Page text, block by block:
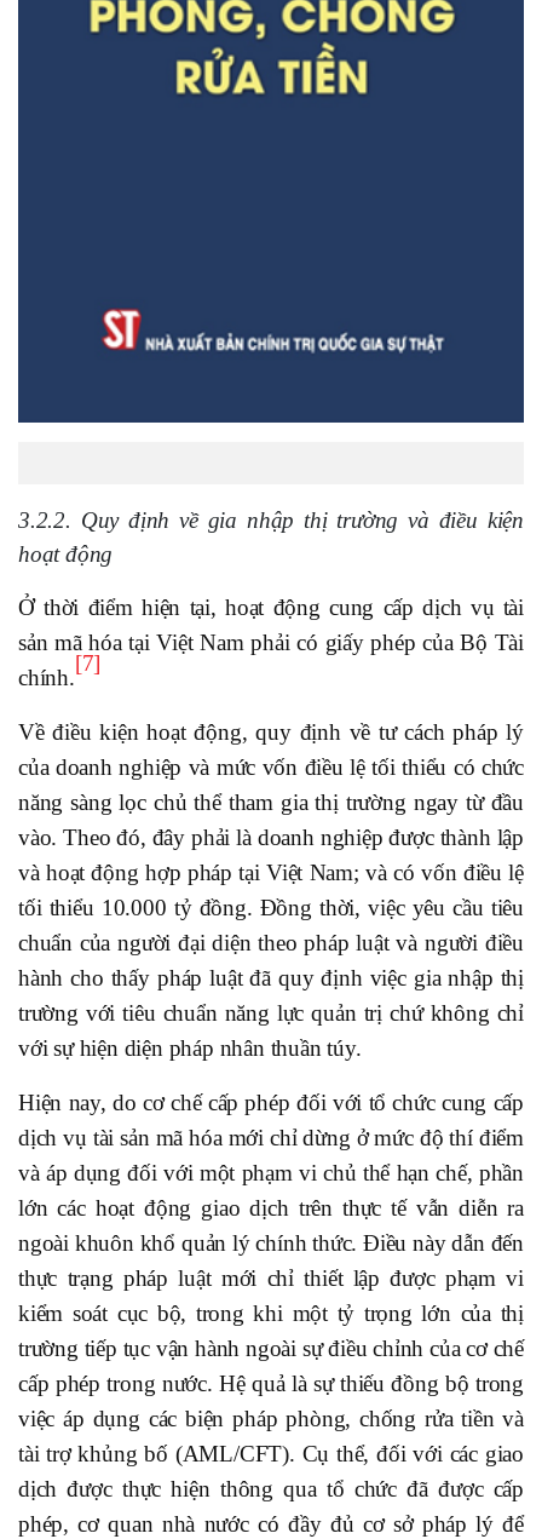
3.2.2. Quy định về gia nhập thị trường và điều kiện
hoạt động
Ở thời điểm hiện tại, hoạt động cung cấp dịch vụ tài
sản mã hóa tại Việt Nam phải có giấy phép của Bộ Tài
chính.
[7]
Về điều kiện hoạt động, quy định về tư cách pháp lý
của doanh nghiệp và mức vốn điều lệ tối thiểu có chức
năng sàng lọc chủ thể tham gia thị trường ngay từ đầu
vào. Theo đó, đây phải là doanh nghiệp được thành lập
và hoạt động hợp pháp tại Việt Nam; và có vốn điều lệ
tối thiểu 10.000 tỷ đồng. Đồng thời, việc yêu cầu tiêu
chuẩn của người đại diện theo pháp luật và người điều
hành cho thấy pháp luật đã quy định việc gia nhập thị
trường với tiêu chuẩn năng lực quản trị chứ không chỉ
với sự hiện diện pháp nhân thuần túy.
Hiện nay, do cơ chế cấp phép đối với tổ chức cung cấp
dịch vụ tài sản mã hóa mới chỉ dừng ở mức độ thí điểm
và áp dụng đối với một phạm vi chủ thể hạn chế, phần
lớn các hoạt động giao dịch trên thực tế vẫn diễn ra
ngoài khuôn khổ quản lý chính thức. Điều này dẫn đến
thực trạng pháp luật mới chỉ thiết lập được phạm vi
kiểm soát cục bộ, trong khi một tỷ trọng lớn của thị
trường tiếp tục vận hành ngoài sự điều chỉnh của cơ chế
cấp phép trong nước. Hệ quả là sự thiếu đồng bộ trong
việc áp dụng các biện pháp phòng, chống rửa tiền và
tài trợ khủng bố (AML/CFT). Cụ thể, đối với các giao
dịch được thực hiện thông qua tổ chức đã được cấp
phép, cơ quan nhà nước có đầy đủ cơ sở pháp lý để